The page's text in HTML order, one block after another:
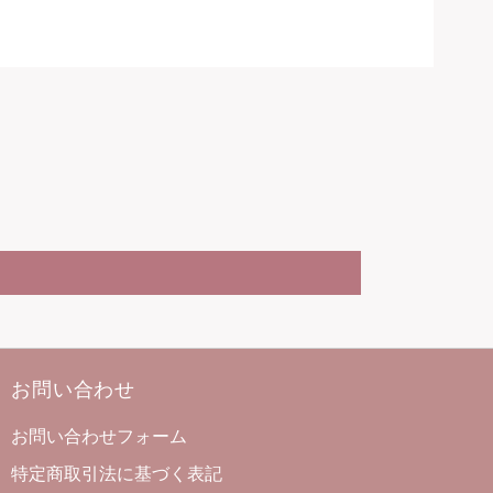
お問い合わせ
お問い合わせフォーム
特定商取引法に基づく表記